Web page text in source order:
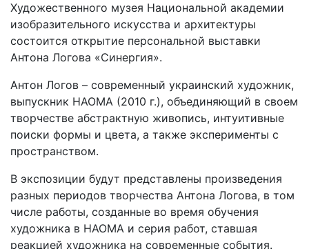
Художественного музея Национальной академии
изобразительного искусства и архитектуры
состоится открытие персональной выставки
Антона Логова «Синергия».
Антон Логов – современный украинский художник,
выпускник НАОМА (2010 г.), объединяющий в своем
творчестве абстрактную живопись, интуитивные
поиски формы и цвета, а также эксперименты с
пространством.
В экспозиции будут представлены произведения
разных периодов творчества Антона Логова, в том
числе работы, созданные во время обучения
художника в НАОМА и серия работ, ставшая
реакцией художника на современные события.